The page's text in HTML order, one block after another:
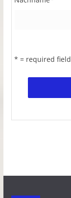
* = required field